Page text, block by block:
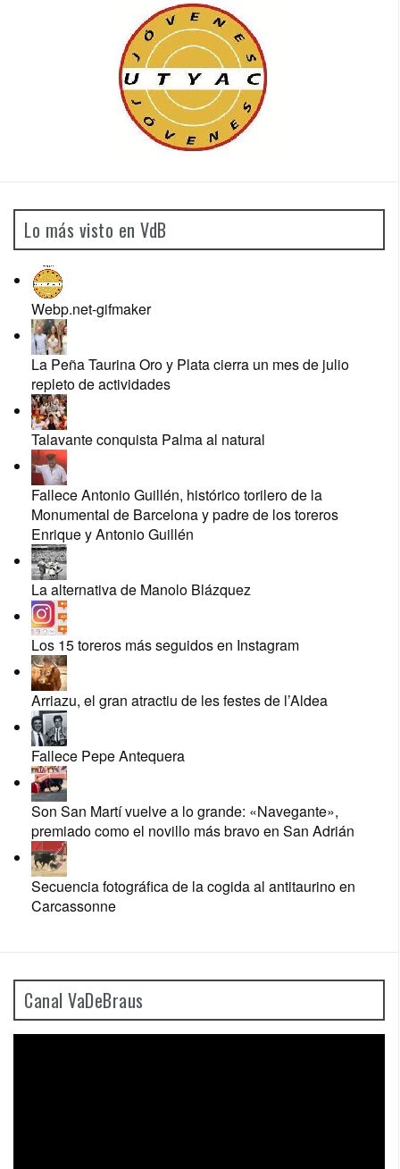
Lo más visto en VdB
Webp.net-gifmaker
La Peña Taurina Oro y Plata cierra un mes de julio
repleto de actividades
Talavante conquista Palma al natural
Fallece Antonio Guillén, histórico torilero de la
Monumental de Barcelona y padre de los toreros
Enrique y Antonio Guillén
La alternativa de Manolo Blázquez
Los 15 toreros más seguidos en Instagram
Arriazu, el gran atractiu de les festes de l’Aldea
Fallece Pepe Antequera
Son San Martí vuelve a lo grande: «Navegante»,
premiado como el novillo más bravo en San Adrián
Secuencia fotográfica de la cogida al antitaurino en
Carcassonne
Canal VaDeBraus